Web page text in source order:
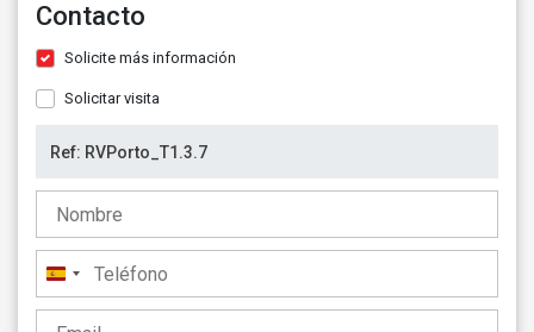
Contacto
Solicite más información
Solicitar visita
España
+34